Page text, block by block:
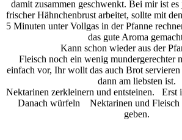
damit zusammen geschwenkt. Bei mir ist
frischer Hähnchenbrust arbeitet, sollte mit
5 Minuten unter Vollgas in der Pfanne
das gute Aroma
Kann schon wieder aus der
Fleisch noch ein wenig mundergerechter
einfach vor, Ihr wollt das auch Brot
dann am liebsten ist.
Nektarinen zerkleinern und entsteinen. Erst
Danach würfeln Nektarinen und Fleisch
geben.